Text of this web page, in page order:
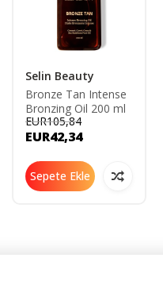
Selin Beauty
Bronze Tan Intense
Bronzing Oil 200 ml
EUR105,84
EUR42,34
Sepete Ekle